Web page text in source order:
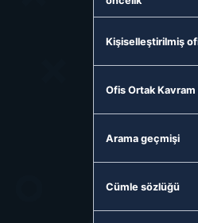
Kişiselleştirilmiş
Ofis Ortak
Arama geçmişi
Cümle sözlüğü